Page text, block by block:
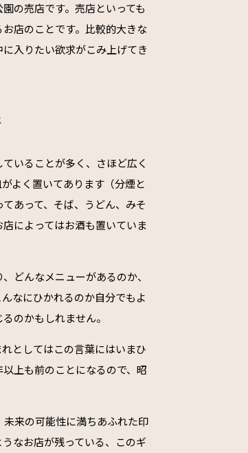
の売店です。売店といっても
店のことです。比較的大きな
入りたい欲求がこみ上げてき
いることが多く、さほど広く
よく置いてあります（分煙と
あって、そば、うどん、みそ
によってはお酒も置いていま
どんなメニューがあるのか、
なにひかれるのか自分でもよ
のかもしれません。
としてはこの言葉にはいまひ
上も前のことになるので、昭
来の可能性に満ちあふれた印
なお店が残っている、このギ